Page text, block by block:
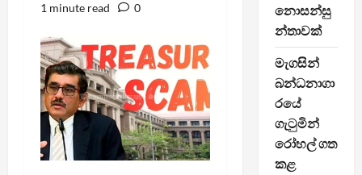
1 minute read
0
නොසන්සු
න්තාවක්
මැගසින්
බන්ධනාගා
රයේ
ගැටුමින්
රෝහල් ගත
කළ